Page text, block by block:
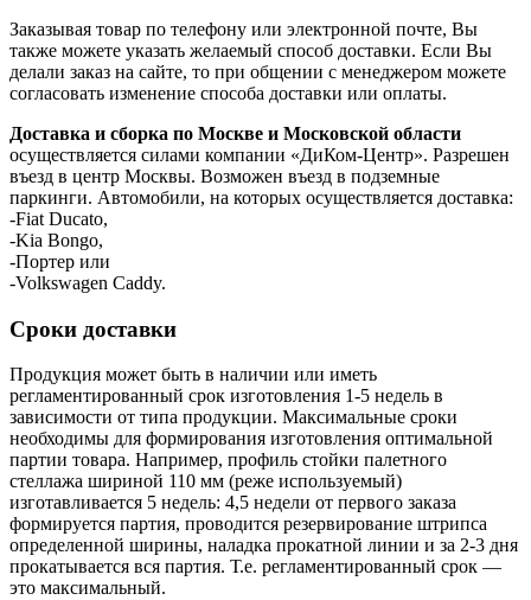
Заказывая товар по телефону или электронной почте, Вы
также можете указать желаемый способ доставки. Если Вы
делали заказ на сайте, то при общении с менеджером можете
согласовать изменение способа доставки или оплаты.
Доставка и сборка по Москве и Московской области
осуществляется силами компании «ДиКом-Центр». Разрешен
въезд в центр Москвы. Возможен въезд в подземные
паркинги. Автомобили, на которых осуществляется доставка:
-Fiat Ducato,
-Kia Bongo,
-Портер или
-Volkswagen Caddy.
Сроки доставки
Продукция может быть в наличии или иметь
регламентированный срок изготовления 1-5 недель в
зависимости от типа продукции. Максимальные сроки
необходимы для формирования изготовления оптимальной
партии товара. Например, профиль стойки палетного
стеллажа шириной 110 мм (реже используемый)
изготавливается 5 недель: 4,5 недели от первого заказа
формируется партия, проводится резервирование штрипса
определенной ширины, наладка прокатной линии и за 2-3 дня
прокатывается вся партия. Т.е. регламентированный срок —
это максимальный.